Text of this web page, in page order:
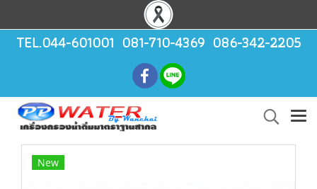
TEL.044-601001 081-710-4369 086-342-2205
New